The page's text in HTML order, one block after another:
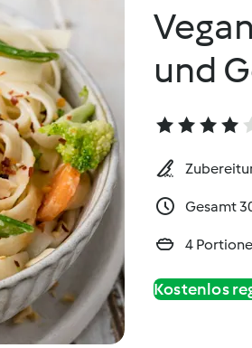
und
Gesamt
4
Kostenlos